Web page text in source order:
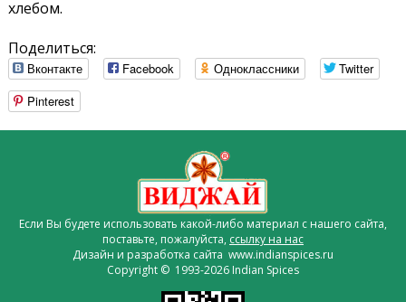
хлебом.
Поделиться:
Вконтакте Facebook Одноклассники
Twitter
Pinterest
Если Вы будете использовать какой-либо материал с нашего сайта,
поставьте, пожалуйста, ссылку на нас
Дизайн и разработка сайта www.indianspices.ru
Copyright © 1993-2026 Indian Spices